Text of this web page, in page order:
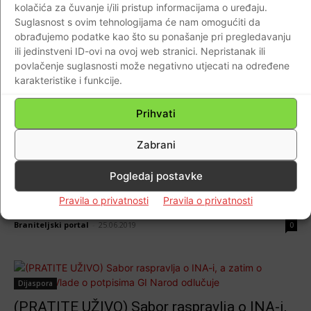
kolačića za čuvanje i/ili pristup informacijama o uređaju.
Suglasnost s ovim tehnologijama će nam omogućiti da
obrađujemo podatke kao što su ponašanje pri pregledavanju
ili jedinstveni ID-ovi na ovoj web stranici. Nepristanak ili
povlačenje suglasnosti može negativno utjecati na određene
karakteristike i funkcije.
Prihvati
Zabrani
Pogledaj postavke
Pravila o privatnosti Pravila o privatnosti
Franje Tuđmana u Saboru 30. svibnja 1990…
Štovani zastupnici i časnici prvoga istinski
demokratskoga Hrvatskoga sabora!
Braniteljski portal - 30.05.2022
AKTUALNO
Govor Dr. Franje Tuđmana u Hrvatskom
državnom Saboru 30. svibnja 1990.: Neka
nam živi i napreduje demokratska i suverena
Hrvatska!
Braniteljski portal 25.06.2019 0
Dijaspora
(PRATITE UŽIVO) Sabor raspravlja o INA-i,